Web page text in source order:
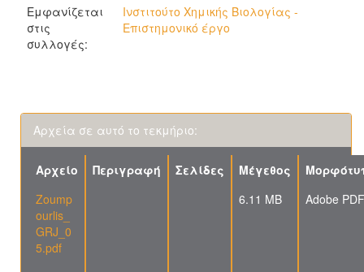
Εμφανίζεται
στις
συλλογές:
Ινστιτούτο Χημικής Βιολογίας -
Επιστημονικό έργο
Αρχεία σε αυτό το τεκμήριο:
Αρχείο Περιγραφή Σελίδες Μέγεθος
Zoump
ourlis_
GRJ_0
5.pdf
6.11 MB Adobe PDF